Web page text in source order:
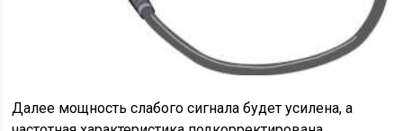
Далее мощность слабого сигнала будет усилена, а